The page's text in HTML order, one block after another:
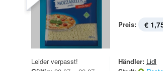
Preis: €
Leider verpasst!
Händler: Lidl